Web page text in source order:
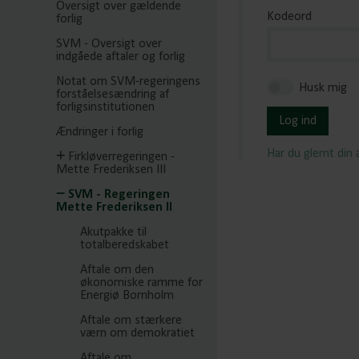
Oversigt over gældende
forlig
SVM - Oversigt over
indgåede aftaler og forlig
Notat om SVM-regeringens
forståelsesændring af
forligsinstitutionen
Ændringer i forlig
Mette Frederiksen III
SVM - Regeringen
Mette Frederiksen II
Akutpakke til
totalberedskabet
Aftale om den
økonomiske ramme for
Energiø Bornholm
Aftale om stærkere
værn om demokratiet
Kodeord
Husk mig
Log ind
Har du glemt din